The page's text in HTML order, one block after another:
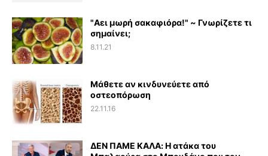
"Αει μωρή σακαφιόρα!" ~ Γνωρίζετε τι
σημαίνει;
8.11.21
Μάθετε αν κινδυνεύετε από
οστεοπόρωση
22.11.16
ΔΕΝ ΠΑΜΕ ΚΑΛΑ: Η ατάκα του